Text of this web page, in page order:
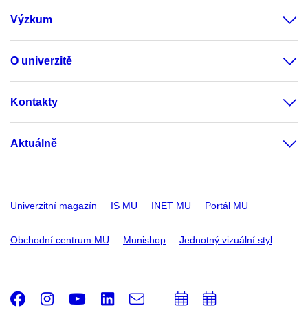
Výzkum
O univerzitě
Kontakty
Aktuálně
Univerzitní magazín IS MU INET MU Portál MU
Obchodní centrum MU Munishop Jednotný vizuální styl
Facebook
Instagram
Youtube
LinkedIn
e-
PřidatPřidat